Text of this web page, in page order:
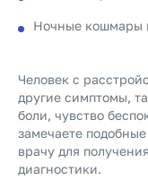
Ночные кошмары
Человек с
другие симптомы,
боли, чувство
замечаете
врачу для
диагностики.